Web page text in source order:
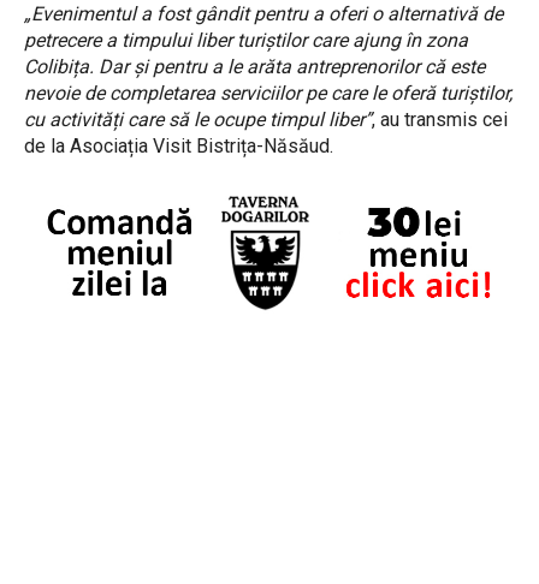
„Evenimentul a fost gândit pentru a oferi o alternativă de
petrecere a timpului liber turiștilor care ajung în zona
Colibița. Dar și pentru a le arăta antreprenorilor că este
nevoie de completarea serviciilor pe care le oferă turiștilor,
cu activități care să le ocupe timpul liber”, au transmis cei
de la Asociația Visit Bistrița-Năsăud.